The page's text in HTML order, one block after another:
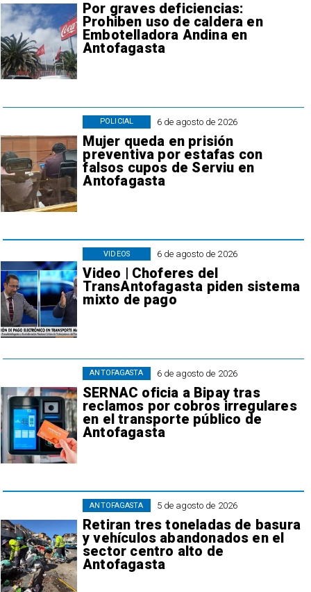
Por graves deficiencias:
Prohiben uso de caldera en
Embotelladora Andina en
Antofagasta
6 de agosto de 2026
Mujer queda en prisión
preventiva por estafas con
falsos cupos de Serviu en
Antofagasta
POLICIAL
6 de agosto de 2026
Video | Choferes del
TransAntofagasta piden sistema
mixto de pago
VIDEOS
6 de agosto de 2026
SERNAC oficia a Bipay tras
reclamos por cobros irregulares
en el transporte público de
Antofagasta
ANTOFAGASTA
5 de agosto de 2026
Retiran tres toneladas de basura
y vehículos abandonados en el
sector centro alto de
Antofagasta
ANTOFAGASTA